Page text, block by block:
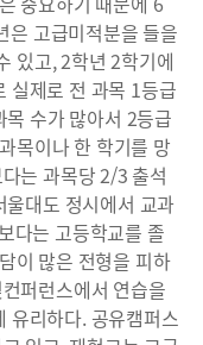
은 고급미적분을 들을
있고, 2학년 2학기에
실제로 전 과목 1등급
수가 많아서 2등급
목이나 한 학기를 망
는 과목당 2/3 출석
대도 정시에서 교과
다는 고등학교를 졸
이 많은 전형을 피하
퍼런스에서 연습을
유리하다. 공유캠퍼스